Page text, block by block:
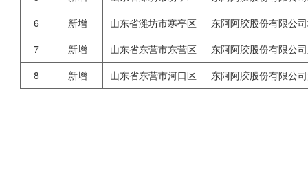
6
新增 山东省潍坊市寒亭区
东阿阿胶股份有限公
7
新增 山东省东营市东营区
东阿阿胶股份有限公
8
新增 山东省东营市河口区 东阿阿胶股份有限公